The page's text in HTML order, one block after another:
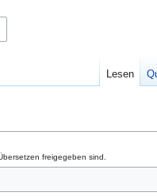
Lesen
freigegeben sind.